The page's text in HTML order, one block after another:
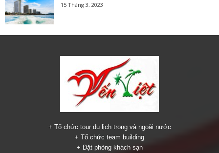
15 Tháng 3, 2023
+ Tổ chức tour du lịch trong và ngoài nước
+ Tổ chức team building
+ Đặt phòng khách sạn